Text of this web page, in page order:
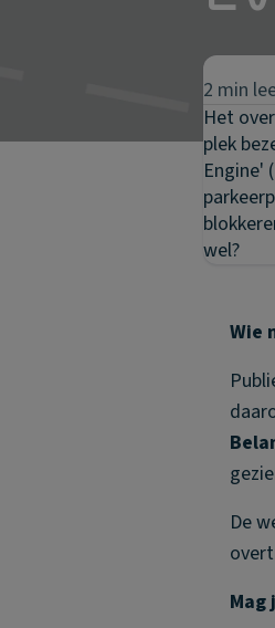
2 min
Het
plek
Engine'
wel?
Wie
De
Mag